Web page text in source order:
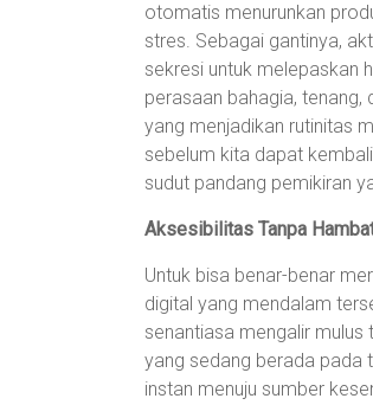
otomatis menurunkan
stres. Sebagai gantinya,
sekresi untuk melepaskan
perasaan bahagia,
yang menjadikan rutinitas
sebelum kita dapat
sudut pandang pemikiran
Aksesibilitas Tanpa
Untuk bisa benar-benar
digital yang mendalam
senantiasa mengalir
yang sedang berada pada
instan menuju sumber